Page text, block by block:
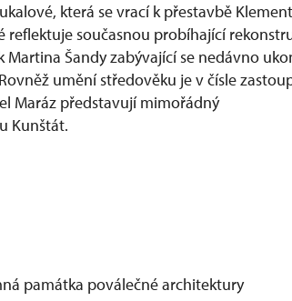
která se vrací k přestavbě
současnou probíhající
Šandy zabývající se nedávno
uměnístředověku je v čísle
Maráz představují mimořádný
Kunštát.
památka poválečné architektury